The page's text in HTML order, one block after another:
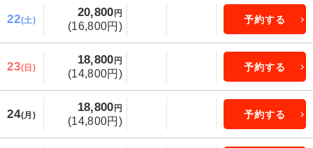
22(土)
20,800 円
(16,800円)
予約する
23(日)
18,800 円
(14,800円)
予約する
24(月)
18,800 円
(14,800円)
予約する